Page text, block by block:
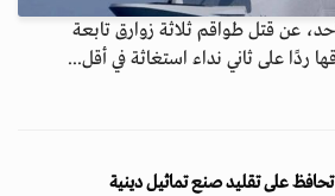
عن قتل طواقم ثلاثة زوارق تابعة
ردًا على ثاني نداء استغاثة في أقل...
على تقليد صنع تماثيل دينية